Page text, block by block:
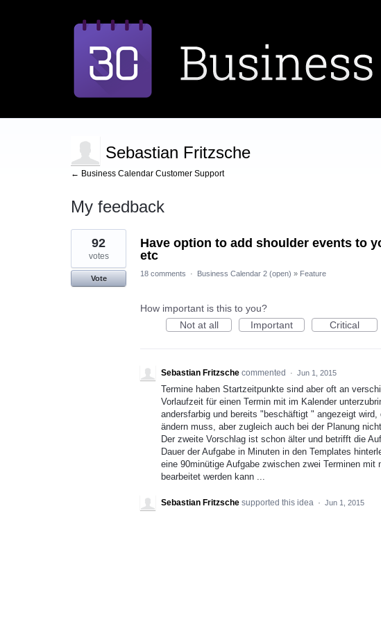
Sebastian Fritzsche
← Business Calendar Customer Support
My feedback
1
result
found
Have option to add shoulder events to
etc
92
votes
Vote
18 comments · Business Calendar 2 (open) » Feature
How important is this to you?
Not at all
Important Critical
Sebastian Fritzsche commented · Jun 1, 2015
Termine haben Startzeitpunkte sind aber oft an
Vorlaufzeit für einen Termin mit im Kalender
andersfarbig und bereits "beschäftigt " angezeigt
ändern muss, aber zugleich auch bei der Planung
Der zweite Vorschlag ist schon älter und betrifft die
Dauer der Aufgabe in Minuten in den Templates
eine 90minütige Aufgabe zwischen zwei Terminen mit
bearbeitet werden kann ...
Sebastian Fritzsche supported this idea · Jun 1, 2015